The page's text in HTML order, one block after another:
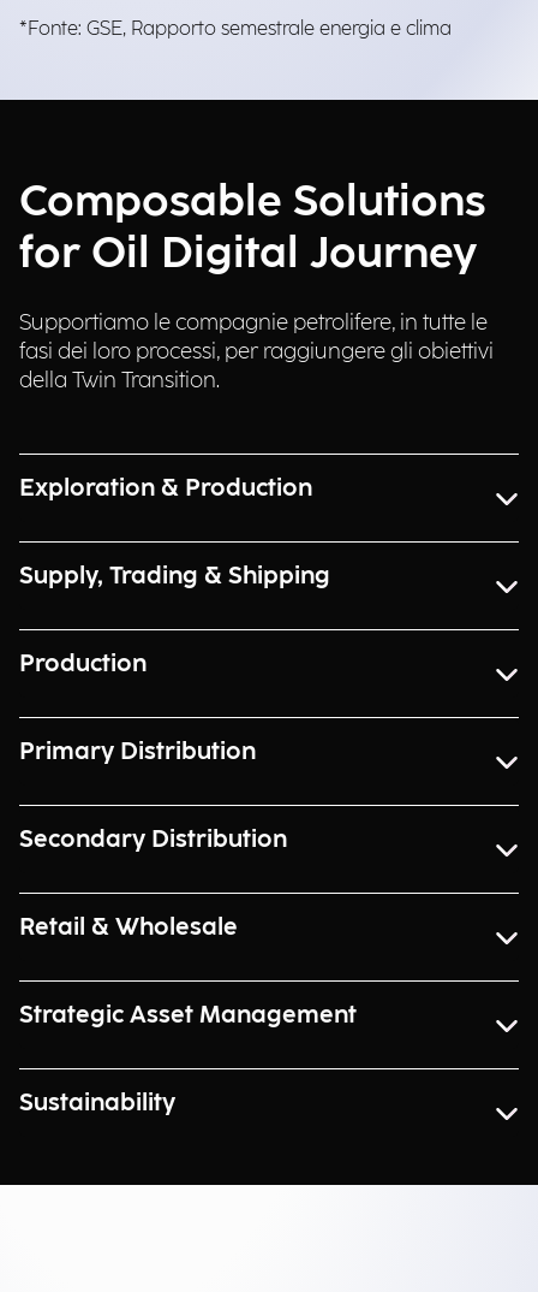
*Fonte: GSE, Rapporto semestrale energia e clima
Composable Solutions
for Oil Digital Journey
Supportiamo le compagnie petrolifere, in tutte le
fasi dei loro processi, per raggiungere gli obiettivi
della Twin Transition.
Exploration & Production
Supply, Trading & Shipping
Production
Primary Distribution
Secondary Distribution
Retail & Wholesale
Strategic Asset Management
Sustainability